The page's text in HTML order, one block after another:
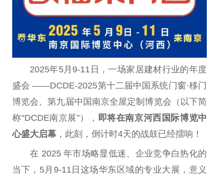
2025年5月9-11日，一场家居建材行业的年度
盛会 ——DCDE-2025第十二届中国 系统门窗·移门
博览会、第九届中国南京全屋定制博览会（以下简
称“DCDE南京展”）， 即将在南京河西 国际博览中
心盛大启幕 ，此刻，倒计时4天的战鼓已经擂响！
在 2025 年市场略显低迷、企业竞争白热化的
当下，5月9-11日这场华东区域的专业大展，意义